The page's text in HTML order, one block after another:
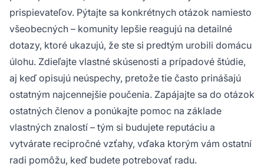
prispievateľov. Pýtajte sa konkrétnych otázok namiesto
všeobecných – komunity lepšie reagujú na detailné
dotazy, ktoré ukazujú, že ste si predtým urobili domácu
úlohu. Zdieľajte vlastné skúsenosti a prípadové štúdie,
aj keď opisujú neúspechy, pretože tie často prinášajú
ostatným najcennejšie poučenia. Zapájajte sa do otázok
ostatných členov a ponúkajte pomoc na základe
vlastných znalostí – tým si budujete reputáciu a
vytvárate recipročné vzťahy, vďaka ktorým vám ostatní
radi pomôžu, keď budete potrebovať radu.